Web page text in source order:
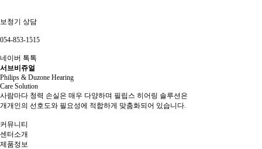
보청기 상담
054-853-1515
네이버 톡톡
서브비쥬얼
Philips & Duzone Hearing
Care Solution
사람마다 청력 손실은 매우 다양하며 필립스 히어링 솔루션은
개개인의 선호도와 필요성에 적합하게 맞춤화되어 있습니다.
커뮤니티
센터소개
제품정보